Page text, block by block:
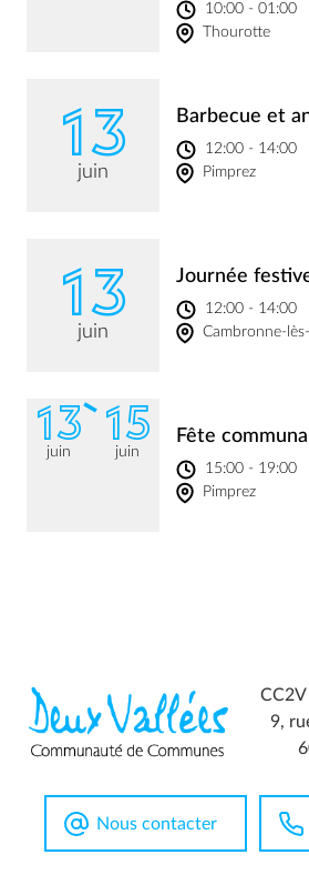
10:00 - 01:00
Thourotte
13
juin
Barbecue et
12:00 - 14:00
Pimprez
13
juin
Journée
12:00 - 14:00
Cambronne-
13
juin
15
juin
Fête
15:00 - 19:00
Pimprez
9,
Nous contacter